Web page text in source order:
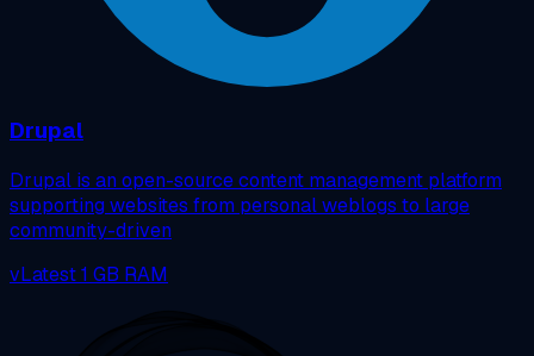
Drupal
Drupal is an open-source content management platform
supporting websites from personal weblogs to large
community-driven
vLatest1 GB RAM